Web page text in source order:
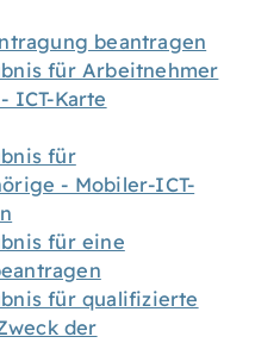
beantragen
für Arbeitnehmer
ICT-Karte
für
- Mobiler-ICT-
für eine
für qualifizierte
der